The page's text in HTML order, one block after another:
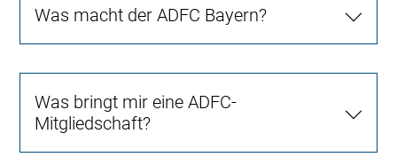
Was macht der ADFC Bayern?
Was bringt mir eine ADFC-
Mitgliedschaft?